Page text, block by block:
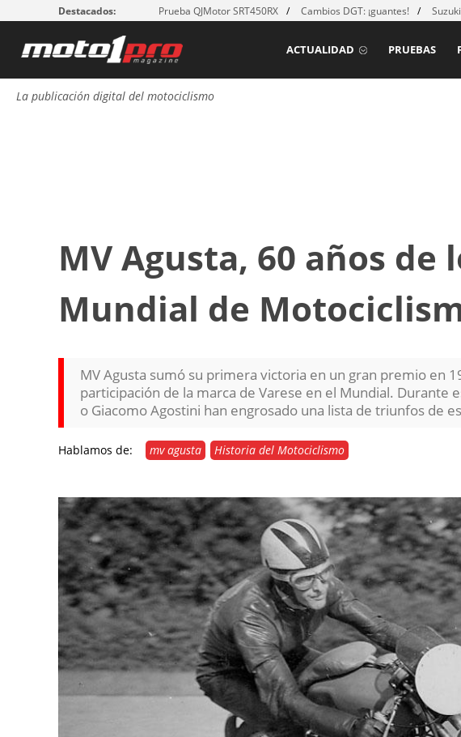
Destacados: Prueba QJMotor SRT450RX Cambios DGT: ¡guantes!
PRUEBAS
ACTUALIDAD
La publicación digital del motociclismo
MV Agusta, 60 años de
Mundial de
MV Agusta sumó su primera victoria en un gran premio en
participación de la marca de Varese en el Mundial. Durante
o Giacomo Agostini han engrosado una lista de triunfos de
Hablamos de: mv agusta Historia del Motociclismo